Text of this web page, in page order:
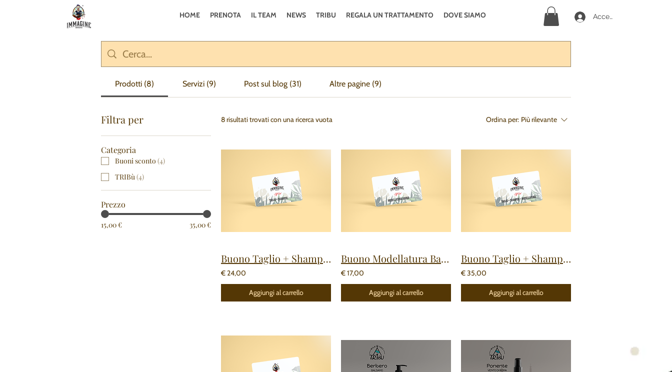
HOME PRENOTA IL TEAM NEWS TRIBU REGALA UN TRATTAMENTO DOVE SIAMO Accedi
Prodotti (8) Servizi (9) Post sul blog (31) Altre pagine (9)
Filtra per
Categoria
Buoni sconto (4)
TRIBù(4)
Prezzo
15,00 € 35,00 €
8 risultati trovati con una ricerca vuota Ordina per: Più rilevante
Buono Taglio + Shampoo
€ 24,00
Aggiungi al carrello
Buono Modellatura Barba
€ 17,00
Aggiungi al carrello
Buono Taglio + Shampoo e Modellatura Barba
€ 35,00
Aggiungi al carrello